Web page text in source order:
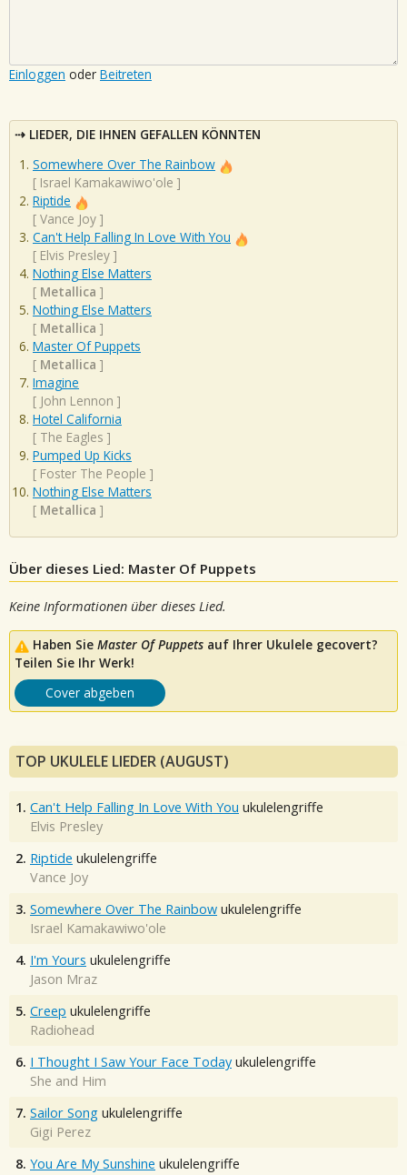
Einloggen oder Beitreten
LIEDER, DIE IHNEN GEFALLEN KÖNNTEN
Somewhere Over The Rainbow
[ Israel Kamakawiwo'ole ]
Riptide
[ Vance Joy ]
Can't Help Falling In Love With You
[ Elvis Presley ]
Nothing Else Matters
[ Metallica ]
Nothing Else Matters
[ Metallica ]
Master Of Puppets
[ Metallica ]
Imagine
[ John Lennon ]
Hotel California
[ The Eagles ]
Pumped Up Kicks
[ Foster The People ]
Nothing Else Matters
[ Metallica ]
Über dieses Lied: Master Of Puppets
Keine Informationen über dieses Lied.
Haben Sie Master Of Puppets auf Ihrer Ukulele gecovert?
Teilen Sie Ihr Werk!
Cover abgeben
TOP UKULELE LIEDER (AUGUST)
1. Can't Help Falling In Love With You ukulelengriffe
Elvis Presley
2. Riptide ukulelengriffe
Vance Joy
3. Somewhere Over The Rainbow ukulelengriffe
Israel Kamakawiwo'ole
4. I'm Yours ukulelengriffe
Jason Mraz
5. Creep ukulelengriffe
Radiohead
6. I Thought I Saw Your Face Today ukulelengriffe
She and Him
7. Sailor Song ukulelengriffe
Gigi Perez
8. You Are My Sunshine ukulelengriffe